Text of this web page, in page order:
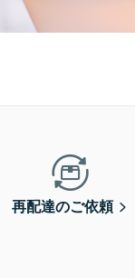
再配達のご依頼